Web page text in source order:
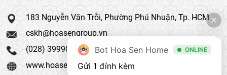
183 Nguyễn Văn Trỗi, Phường Phú Nhuận, Tp. HCM
cskh@hoasengroup.vn
(028) 39990 111
www.hoasengroup.vn
Bot Hoa Sen Home ONLINE
Gửi 1 đính kèm